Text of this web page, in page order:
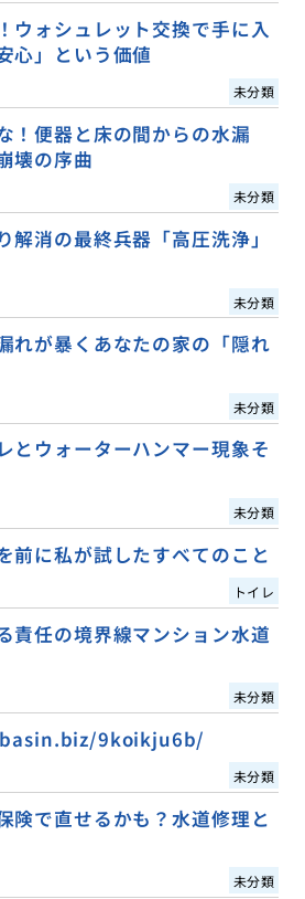
ウォシュレット交換で手に入
心」という価値
未分類
！便器と床の間からの水漏
壊の序曲
未分類
解消の最終兵器「高圧洗浄」
未分類
れが暴くあなたの家の「隠れ
未分類
とウォーターハンマー現象そ
未分類
前に私が試したすべてのこと
トイレ
責任の境界線マンション水道
未分類
9koikju6b/
未分類
険で直せるかも？水道修理と
未分類